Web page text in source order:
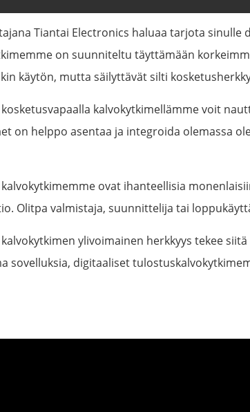
Tiantai Electronics haluaa tarjota
on suunniteltu täyttämään
käytön, mutta säilyttävät silti
kalvokytkimellämme voit
on helppo asentaa ja integroida olemassa
ovat ihanteellisia
Olitpa valmistaja, suunnittelija tai
ylivoimainen herkkyys tekee
sovelluksia, digitaaliset